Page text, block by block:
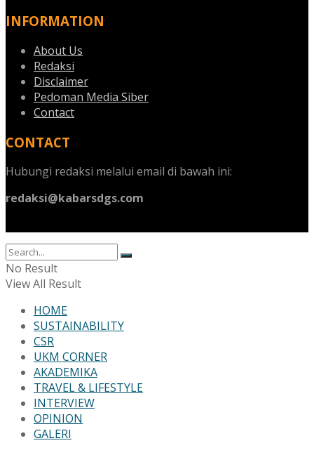
INFORMATION
About Us
Redaksi
Disclaimer
Pedoman Media Siber
Contact
CONTACT
Hubungi redaksi melalui email di bawah ini:
redaksi@kabarsdgs.com
No Result
View All Result
HOME
SUSTAINABILITY
CSR
UKM CORNER
AKADEMIKA
TRAVEL & LIFESTYLE
INTERVIEW
OPINION
GALERI